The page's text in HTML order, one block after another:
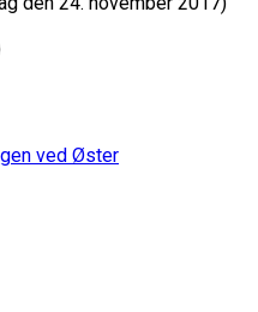
ved Øster